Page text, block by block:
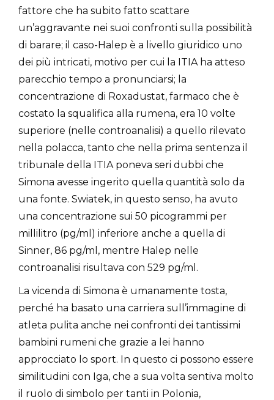
fattore che ha subito fatto scattare
un’aggravante nei suoi confronti sulla possibilità
di barare; il caso-Halep è a livello giuridico uno
dei più intricati, motivo per cui la ITIA ha atteso
parecchio tempo a pronunciarsi; la
concentrazione di Roxadustat, farmaco che è
costato la squalifica alla rumena, era 10 volte
superiore (nelle controanalisi) a quello rilevato
nella polacca, tanto che nella prima sentenza il
tribunale della ITIA poneva seri dubbi che
Simona avesse ingerito quella quantità solo da
una fonte. Swiatek, in questo senso, ha avuto
una concentrazione sui 50 picogrammi per
millilitro (pg/ml) inferiore anche a quella di
Sinner, 86 pg/ml, mentre Halep nelle
controanalisi risultava con 529 pg/ml.
La vicenda di Simona è umanamente tosta,
perché ha basato una carriera sull’immagine di
atleta pulita anche nei confronti dei tantissimi
bambini rumeni che grazie a lei hanno
approcciato lo sport. In questo ci possono essere
similitudini con Iga, che a sua volta sentiva molto
il ruolo di simbolo per tanti in Polonia,